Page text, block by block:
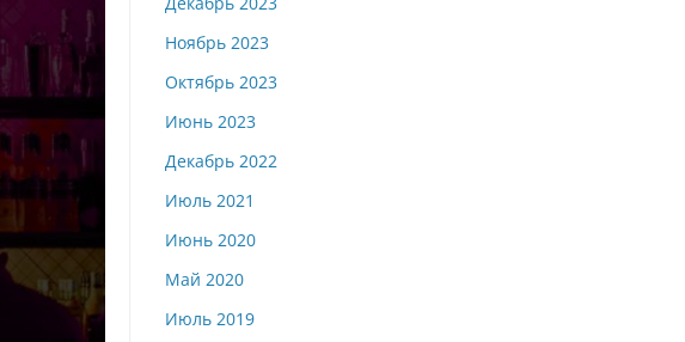
Ноябрь 2023
Октябрь 2023
Июнь 2023
Декабрь 2022
Июль 2021
Июнь 2020
Май 2020
Июль 2019